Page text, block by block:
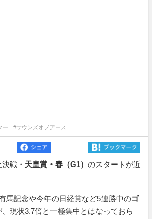
ー #サウンズオブアース
戦・ 天皇賞・春（G1） のスタートが近
馬記念や今年の日経賞など5連勝中のゴ
、現状3.7倍と一極集中とはなっておら